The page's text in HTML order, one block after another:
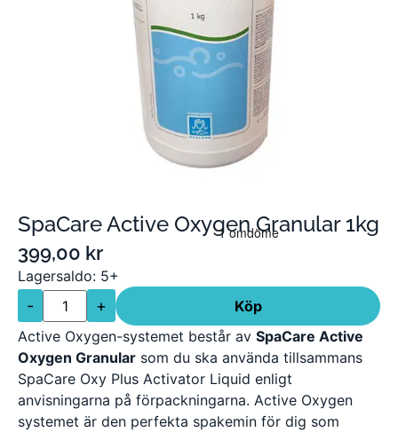
SpaCare Active Oxygen Granular 1kg
399,00 kr
Lagersaldo: 5+
- +
Köp
Active Oxygen-systemet består av SpaCare Active
Oxygen Granular som du ska använda tillsammans
SpaCare Oxy Plus Activator Liquid enligt
anvisningarna på förpackningarna. Active Oxygen
systemet är den perfekta spakemin för dig som